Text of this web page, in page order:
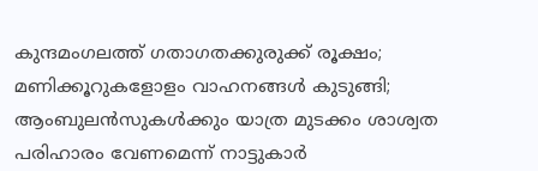
കുന്ദമംഗലത്ത് ഗതാഗതക്കുരുക്ക് രൂക്ഷം;
മണിക്കൂറുകളോളം വാഹനങ്ങള്‍ കുടുങ്ങി;
ആംബുലന്‍സുകള്‍ക്കും യാത്ര മുടക്കം ശാശ്വത
പരിഹാരം വേണമെന്ന് നാട്ടുകാര്‍